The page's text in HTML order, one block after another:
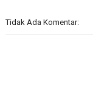
Tidak Ada Komentar: